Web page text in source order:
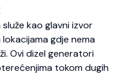
kao glavni izvor
gdje nema
Ovi dizel generatori
tokom dugih